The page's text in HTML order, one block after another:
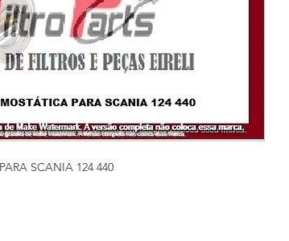
SCANIA 124 440